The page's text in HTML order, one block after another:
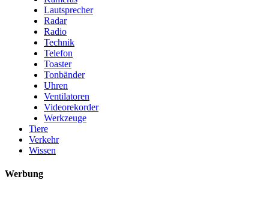
Lautsprecher
Radar
Radio
Technik
Telefon
Toaster
Tonbänder
Uhren
Ventilatoren
Videorekorder
Werkzeuge
Tiere
Verkehr
Wissen
Werbung